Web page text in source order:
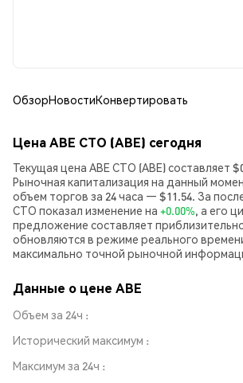
ОбзорНовостиКонвертировать
Цена ABE CTO (ABE) сегодня
Текущая цена ABE CTO (ABE) составляет
Рыночная капитализация на данный
объем торгов за 24 часа — $11.54. За
CTO показал изменение на +0.00%, а его
предложение составляет
обновляются в режиме реального
максимально точной рыночной
Данные о цене ABE
Объем за 24ч
Исторический максимум
Максимум за 24ч